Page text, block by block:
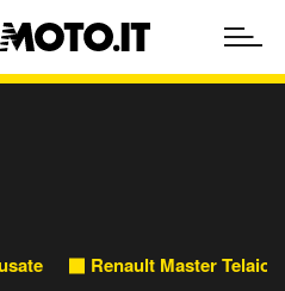
Renault Master Telaio